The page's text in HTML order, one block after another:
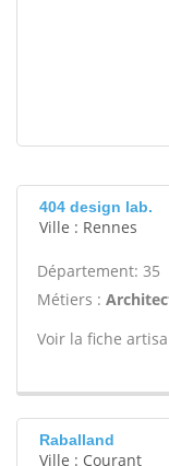
404 design lab.
Ville : Rennes
Département: 35
Métiers :
Voir la fiche
Raballand
Ville : Courant